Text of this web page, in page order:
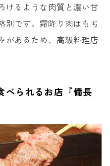
けるような肉質と濃い甘
別です。霜降り肉はもち
があるため、高級料理店
られるお店『備長